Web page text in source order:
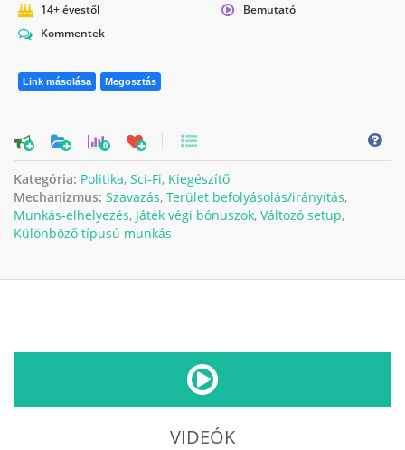
14+ évestől
Bemutató
Kommentek
Link másolása Megosztás
0
Kategória: Politika, Sci-Fi, Kiegészítő
Mechanizmus: Szavazás, Terület befolyásolás/irányítás,
Munkás-elhelyezés, Játék végi bónuszok, Változó setup,
Különböző típusú munkás
VIDEÓK